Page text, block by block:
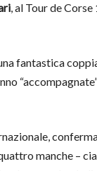
, al Tour de
fantastica
manche –